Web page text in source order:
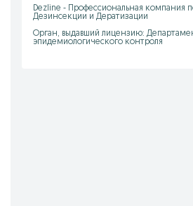
Dezline - Профессиональная компания
Дезинсекции и Дератизации
Орган, выдавший лицензию:
эпидемиологического контроля